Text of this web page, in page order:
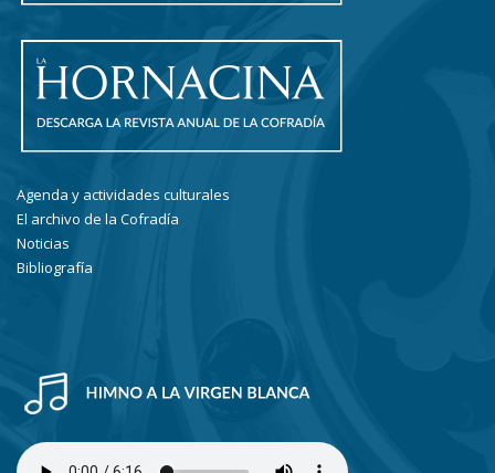
Agenda y actividades culturales
El archivo de la Cofradía
Noticias
Bibliografía